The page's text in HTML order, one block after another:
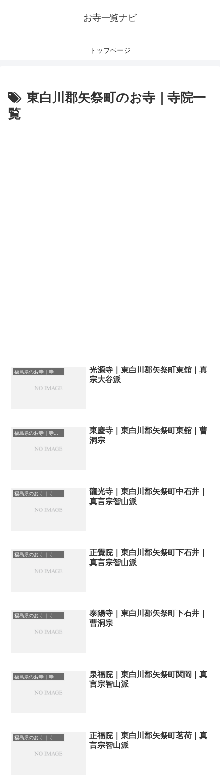
お寺一覧ナビ
トップページ
東白川郡矢祭町のお寺｜寺院一
覧
福島県のお寺｜寺院一覧
光源寺｜東白川郡矢祭町東舘｜真
宗大谷派
福島県のお寺｜寺院一覧
東慶寺｜東白川郡矢祭町東舘｜曹
洞宗
福島県のお寺｜寺院一覧
龍光寺｜東白川郡矢祭町中石井｜
真言宗智山派
福島県のお寺｜寺院一覧
正覺院｜東白川郡矢祭町下石井｜
真言宗智山派
福島県のお寺｜寺院一覧
泰陽寺｜東白川郡矢祭町下石井｜
曹洞宗
福島県のお寺｜寺院一覧
泉福院｜東白川郡矢祭町関岡｜真
言宗智山派
福島県のお寺｜寺院一覧
正福院｜東白川郡矢祭町茗荷｜真
言宗智山派